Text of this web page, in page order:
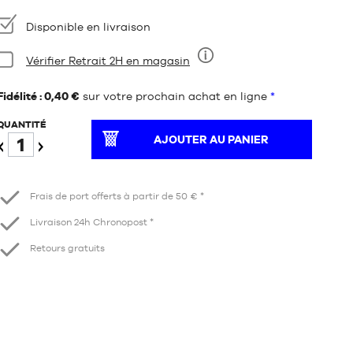
Disponible en livraison
Vérifier Retrait 2H en magasin
: 0,40 € sur votre prochain achat en ligne *
AJOUTER AU PANIER
Frais de port offerts à partir de 50 € *
Livraison 24h Chronopost *
Retours gratuits